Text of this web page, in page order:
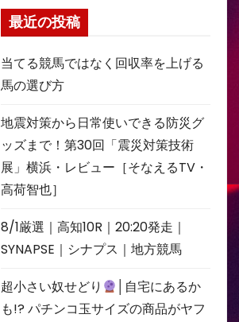
最近の投稿
当てる競馬ではなく回収率を上げる
馬の選び方
地震対策から日常使いできる防災グ
ッズまで！第30回「震災対策技術
展」横浜・レビュー［そなえるTV・
高荷智也］
8/1厳選｜高知10R｜20:20発走｜
SYNAPSE｜シナプス｜地方競馬
超小さい奴せどり
│自宅にあるか
も!? パチンコ玉サイズの商品がヤフ